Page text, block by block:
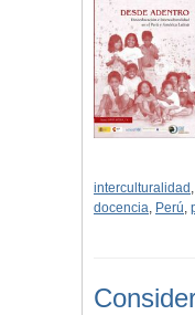
interculturalidad ,
docencia, Perú,